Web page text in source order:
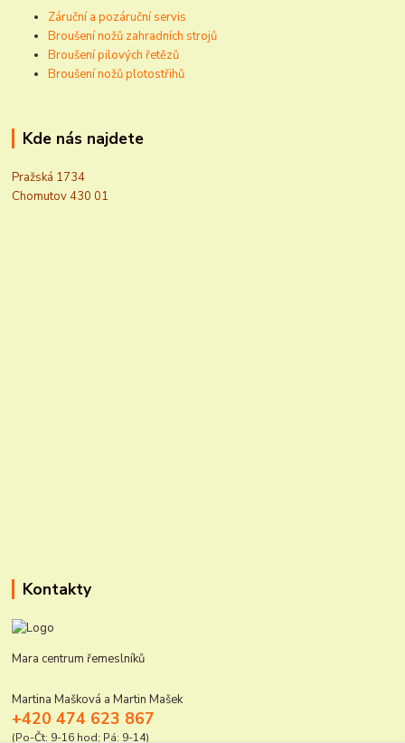
Záruční a pozáruční servis
Broušení nožů zahradních strojů
Broušení pilových řetězů
Broušení nožů plotostřihů
Kde nás najdete
Pražská 1734
Chomutov 430 01
Kontakty
Mara centrum řemeslníků
Martina Mašková a Martin Mašek
+420 474 623 867
(Po-Čt: 9-16 hod; Pá: 9-14)